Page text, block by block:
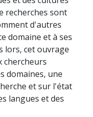
recherches sont
d'autres
domaine et à ses
lors, cet ouvrage
chercheurs
domaines, une
et sur l'état
langues et des